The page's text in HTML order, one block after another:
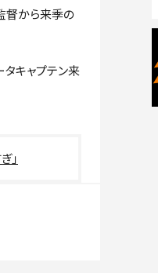
督から来季の
タキャプテン来
」